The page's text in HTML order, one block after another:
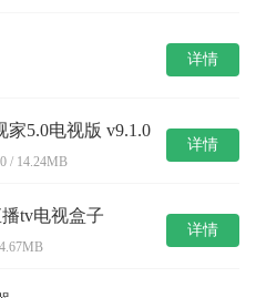
详情
家5.0电视版 v9.1.0
/ 14.24MB
详情
tv电视盒子
详情